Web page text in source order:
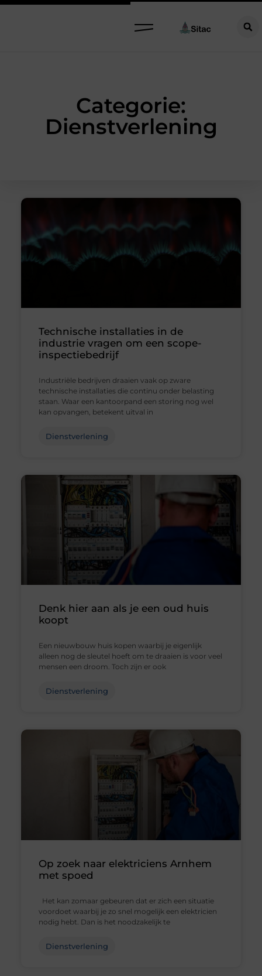
Categorie:
Dienstverlening
Technische installaties in de
industrie vragen om een scope-
inspectiebedrijf
Industriële bedrijven draaien vaak op zware
technische installaties die continu onder belasting
staan. Waar een kantoorpand een storing nog wel
kan opvangen, betekent uitval in
Dienstverlening
Denk hier aan als je een oud huis
koopt
Een nieuwbouw huis kopen waarbij je eigenlijk
alleen nog de sleutel hoeft om te draaien is voor veel
mensen een droom. Toch zijn er ook
Dienstverlening
Op zoek naar elektriciens Arnhem
met spoed
Het kan zomaar gebeuren dat er zich een situatie
voordoet waarbij je zo snel mogelijk een elektricien
nodig hebt. Dan is het noodzakelijk te
Dienstverlening